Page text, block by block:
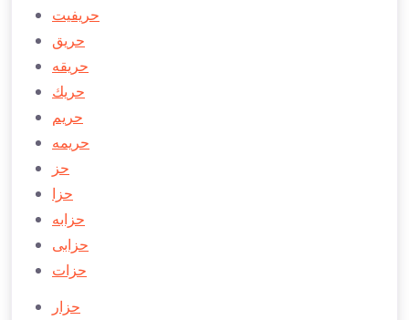
حریفیت
حریق
حریقه
حریك
حریم
حریمه
حز
حزا
حزابه
حزابی
حزات
حزار